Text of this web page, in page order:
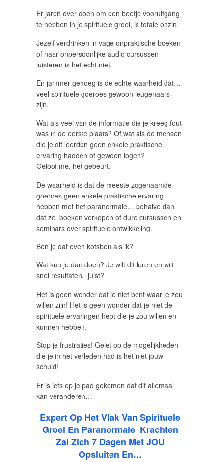
Er jaren over doen om een beetje vooruitgang
te hebben in je spirituele groei, is totale onzin.
Jezelf verdrinken in vage onpraktische boeken
of naar onpersoonlijke audio cursussen
luisteren is het echt niet.
En jammer genoeg is de echte waarheid dat…
veel spirituele goeroes gewoon leugenaars
zijn.
Wat als veel van de informatie die je kreeg fout
was in de eerste plaats? Of wat als de mensen
die je dit leerden geen enkele praktische
ervaring hadden of gewoon logen?
Geloof me, het gebeurt.
De waarheid is dat de meeste zogenaamde
goeroes geen enkele praktische ervaring
hebben met het paranormale… behalve dan
dat ze boeken verkopen of dure cursussen en
seminars over spirituele ontwikkeling.
Ben je dat even kotsbeu als ik?
Wat kun je dan doen? Je wilt dit leren en wilt
snel resultaten, juist?
Het is geen wonder dat je niet bent waar je zou
willen zijn! Het is geen wonder dat je niet de
spirituele ervaringen hebt die je zou willen en
kunnen hebben.
Stop je frustraties! Gelet op de mogelijkheden
die je in het verleden had is het niet jouw
schuld!
Er is iets op je pad gekomen dat dit allemaal
kan veranderen…
Expert Op Het Vlak Van Spirituele
Groei En Paranormale Krachten
Zal Zich 7 Dagen Met JOU
Opsluiten En…